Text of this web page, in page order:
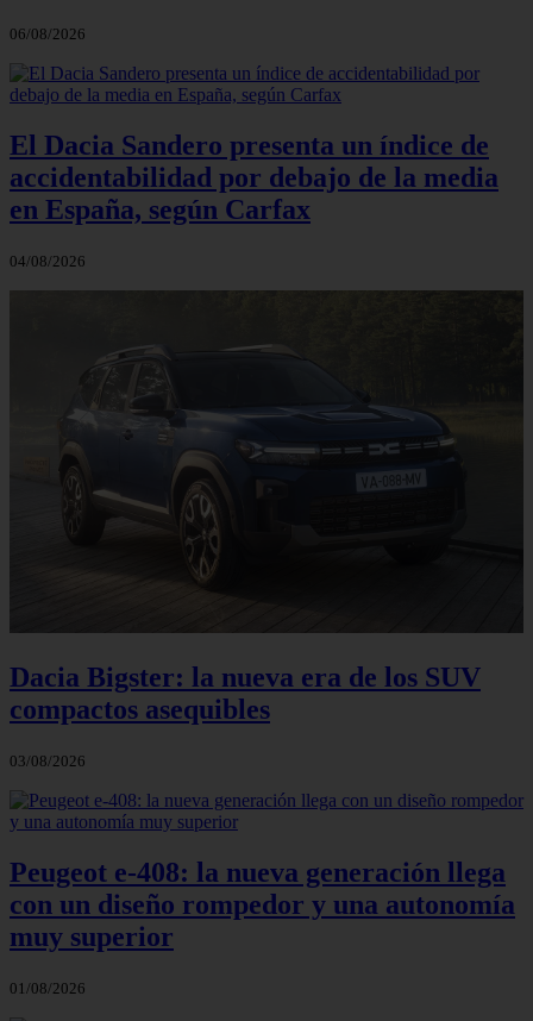
06/08/2026
El Dacia Sandero presenta un índice de
accidentabilidad por debajo de la media
en España, según Carfax
04/08/2026
Dacia Bigster: la nueva era de los SUV
compactos asequibles
03/08/2026
Peugeot e-408: la nueva generación llega
con un diseño rompedor y una autonomía
muy superior
01/08/2026